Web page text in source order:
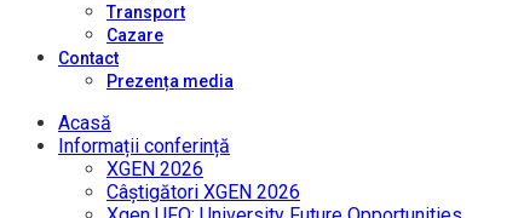
Transport
Cazare
Contact
Prezența media
Acasă
Informații conferință
XGEN 2026
Câștigători XGEN 2026